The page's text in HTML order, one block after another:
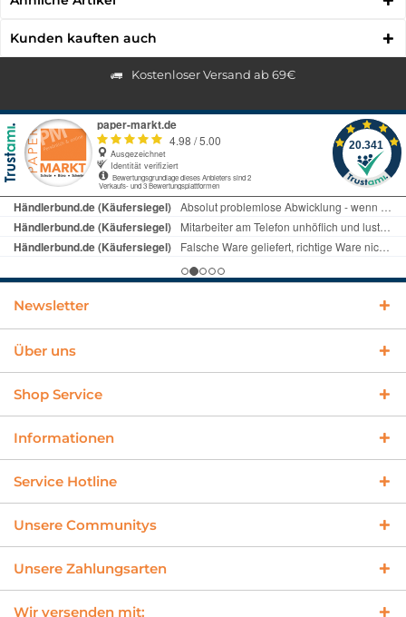
Kunden kauften auch
Kostenloser Versand ab 69€
Newsletter
Über uns
Shop Service
Informationen
Service Hotline
Unsere Communitys
Unsere Zahlungsarten
Wir versenden mit: